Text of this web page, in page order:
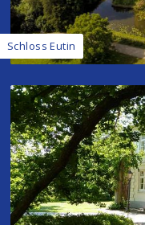
Schloss Eutin